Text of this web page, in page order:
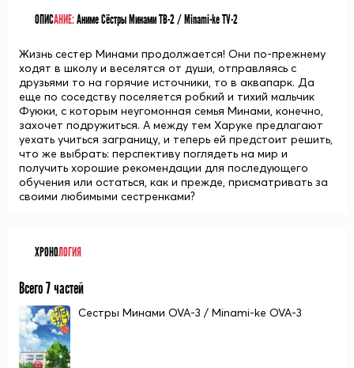
ОПИСАНИЕ:Аниме Сёстры Минами ТВ-2 / Minami-ke TV-2
Жизнь сестер Минами продолжается! Они по-прежнему
ходят в школу и веселятся от души, отправляясь с
друзьями то на горячие источники, то в аквапарк. Да
еще по соседству поселяется робкий и тихий мальчик
Фуюки, с которым неугомонная семья Минами, конечно,
захочет подружиться. А между тем Харуке предлагают
уехать учиться заграницу, и теперь ей предстоит решить,
что же выбрать: перспективу поглядеть на мир и
получить хорошие рекомендации для последующего
обучения или остаться, как и прежде, присматривать за
своими любимыми сестренками?
ХРОНОЛОГИЯ
Всего 7 частей
Сестры Минами OVA-3 / Minami-ke OVA-3